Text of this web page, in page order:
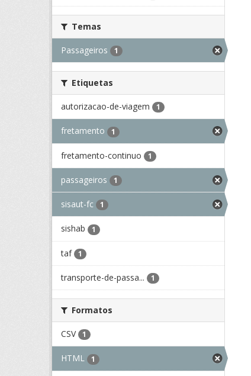
Temas
Passageiros 1
Etiquetas
autorizacao-de-viagem 1
fretamento 1
fretamento-continuo 1
passageiros 1
sisaut-fc 1
sishab 1
taf 1
transporte-de-passa... 1
Formatos
CSV 1
HTML 1